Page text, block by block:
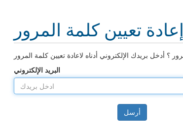
إعادة تعيين كلمة المرور
البريد الإلكتروني
أرسل